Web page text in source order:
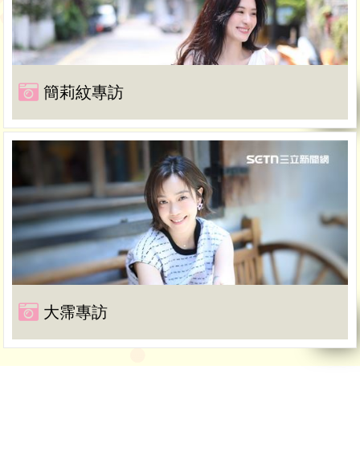
簡莉紋專訪
大霈專訪